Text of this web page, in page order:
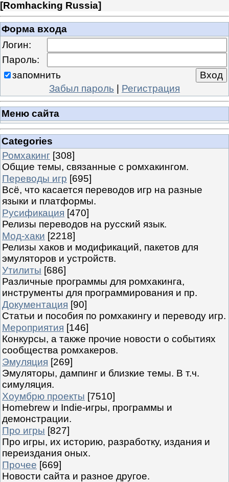
[Romhacking Russia]
Форма входа
Логин:
Пароль:
запомнить
Забыл пароль | Регистрация
Меню сайта
Categories
Ромхакинг [308]
Общие темы, связанные с ромхакингом.
Переводы игр [695]
Всё, что касается переводов игр на разные
языки и платформы.
Русификация [470]
Релизы переводов на русский язык.
Мод-хаки [2218]
Релизы хаков и модификаций, пакетов для
эмуляторов и устройств.
Утилиты [686]
Различные программы для ромхакинга,
инструменты для программирования и пр.
Документация [90]
Статьи и пособия по ромхакингу и переводу игр.
Мероприятия [146]
Конкурсы, а также прочие новости о событиях
сообщества ромхакеров.
Эмуляция [269]
Эмуляторы, дампинг и близкие темы. В т.ч.
симуляция.
Хоумбрю проекты [7510]
Homebrew и Indie-игры, программы и
демонстрации.
Про игры [827]
Про игры, их историю, разработку, издания и
переиздания оных.
Прочее [669]
Новости сайта и разное другое.